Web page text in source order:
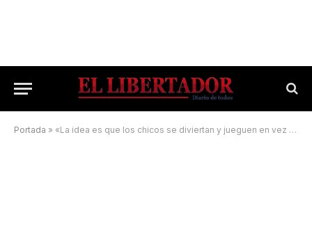
Portada » «La idea es que los chicos se diviertan y jueguen en vez de estar en las calles»